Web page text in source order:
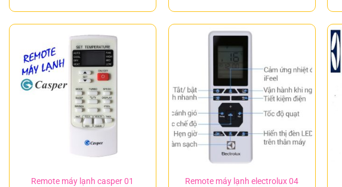
Remote máy lạnh casper 01 Remote máy lạnh electrolux 04